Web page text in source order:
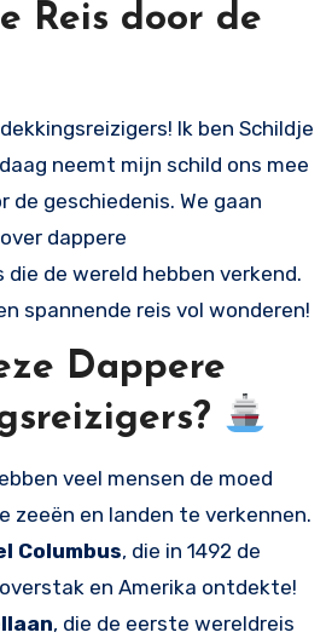
Reis door de
Ik ben Schildje
neemt mijn schild ons mee
de geschiedenis. We gaan
dappere
de wereld hebben verkend.
spannende reis vol wonderen!
Dappere
veel mensen de moed
zeeën en landen te verkennen.
Columbus, die in 1492 de
en Amerika ontdekte!
, die de eerste wereldreis